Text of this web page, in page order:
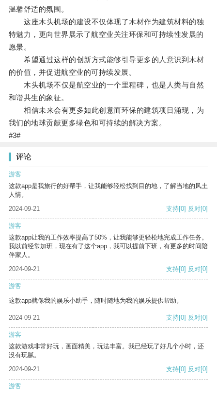
温馨舒适的氛围。
这座木头机场的建设不仅体现了木材作为建筑材料的独
特魅力，更向世界展示了航空业关注环保和可持续性发展的
愿景。
希望通过这样的创新方式能够引导更多的人意识到木材
的价值，并促进航空业的可持续发展。
木头机场不仅是航空业的一个里程碑，也是人类与自然
和谐共生的象征。
相信未来会有更多如此创意而环保的建筑项目涌现，为
我们的地球贡献更多绿色和可持续的解决方案。
#3#
评论
游客
这款app是我旅行的好帮手，让我能够轻松找到目的地，了解当地的风土
人情。
2024-09-21
支持[0] 反对[0]
游客
这款app让我的工作效率提高了50%，让我能够更轻松地完成工作任务。
我以前经常加班，现在有了这个app，我可以提前下班，有更多的时间陪
伴家人。
2024-09-21
支持[0] 反对[0]
游客
这款app就像我的娱乐小助手，随时随地为我的娱乐提供帮助。
2024-09-21 支持[0] 反对[0]
游客
这款游戏非常好玩，画面精美，玩法丰富。我已经玩了好几个小时，还
没有玩腻。
2024-09-21
支持[0] 反对[0]
游客